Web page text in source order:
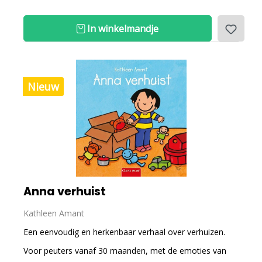
In winkelmandje
Nieuw
Anna verhuist
Kathleen Amant
Een eenvoudig en herkenbaar verhaal over verhuizen.
Voor peuters vanaf 30 maanden, met de emoties van